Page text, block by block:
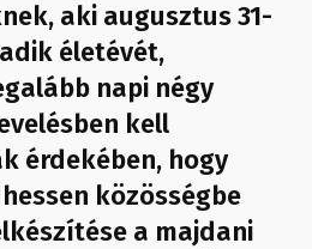
aki augusztus 31-
életévét,
napi négy
kell
érdekében, hogy
közösségbe
a majdani